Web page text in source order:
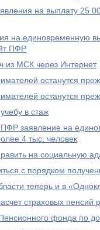
на выплату 25
на единовременную
ПФР
из МСК через Интернет
останутся
останутся
в стаж
заявление на
4 тыс. человек
на социальную
с порядком
теперь и в
страховых
фонда по